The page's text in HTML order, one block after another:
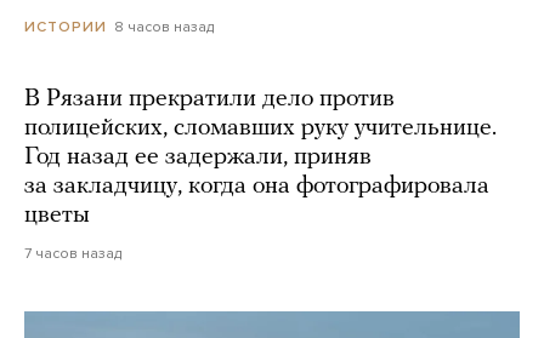
ИСТОРИИ 8 часов назад
В Рязани прекратили дело против
полицейских, сломавших руку учительнице.
Год назад ее задержали, приняв
за закладчицу, когда она фотографировала
цветы
7 часов назад